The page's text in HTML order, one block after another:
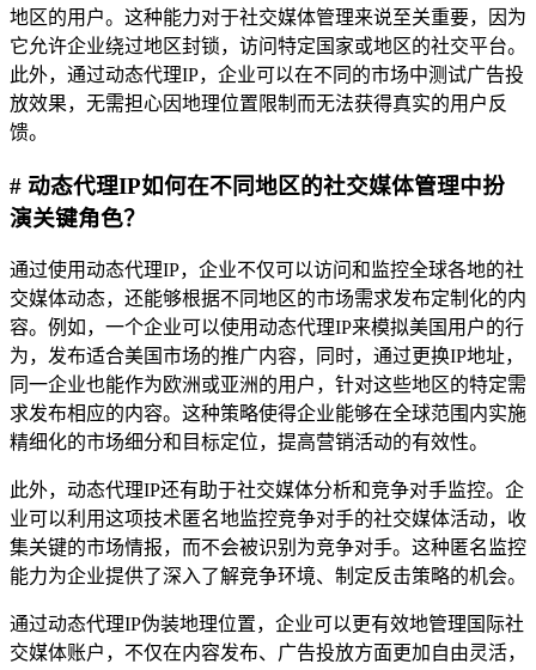
地区的用户。这种能力对于社交媒体管理来说至关重要，因为
它允许企业绕过地区封锁，访问特定国家或地区的社交平台。
此外，通过动态代理IP，企业可以在不同的市场中测试广告投
放效果，无需担心因地理位置限制而无法获得真实的用户反
馈。
# 动态代理IP如何在不同地区的社交媒体管理中扮
演关键角色？
通过使用动态代理IP，企业不仅可以访问和监控全球各地的社
交媒体动态，还能够根据不同地区的市场需求发布定制化的内
容。例如，一个企业可以使用动态代理IP来模拟美国用户的行
为，发布适合美国市场的推广内容，同时，通过更换IP地址，
同一企业也能作为欧洲或亚洲的用户，针对这些地区的特定需
求发布相应的内容。这种策略使得企业能够在全球范围内实施
精细化的市场细分和目标定位，提高营销活动的有效性。
此外，动态代理IP还有助于社交媒体分析和竞争对手监控。企
业可以利用这项技术匿名地监控竞争对手的社交媒体活动，收
集关键的市场情报，而不会被识别为竞争对手。这种匿名监控
能力为企业提供了深入了解竞争环境、制定反击策略的机会。
通过动态代理IP伪装地理位置，企业可以更有效地管理国际社
交媒体账户，不仅在内容发布、广告投放方面更加自由灵活，